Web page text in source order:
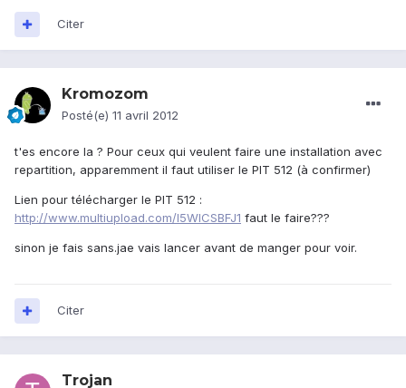
Citer
Kromozom
Posté(e) 11 avril 2012
t'es encore la ? Pour ceux qui veulent faire une installation avec
repartition, apparemment il faut utiliser le PIT 512 (à confirmer)
Lien pour télécharger le PIT 512 :
http://www.multiupload.com/I5WICSBFJ1 faut le faire???
sinon je fais sans.jae vais lancer avant de manger pour voir.
Citer
Trojan